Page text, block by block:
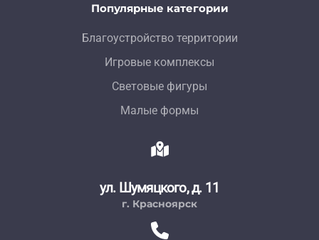
Популярные категории
Благоустройство территории
Игровые комплексы
Световые фигуры
Малые формы
ул. Шумяцкого, д. 11
г. Красноярск